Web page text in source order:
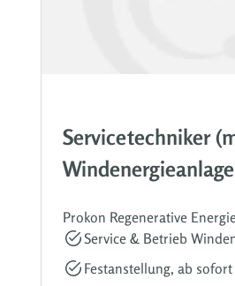
Servicetechniker
Prokon Regenerative
Service & Betrieb
Festanstellung, ab sofort